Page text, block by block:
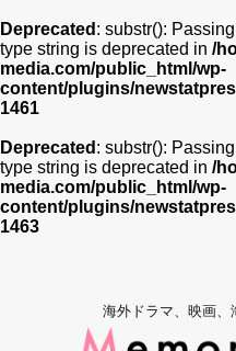
Deprecated : substr():
type string is deprecated in /
media.com/public_html/wp-
content/plugins/
1461
Deprecated : substr():
type string is deprecated in /
media.com/public_html/wp-
content/plugins/
1463
海外ドラマ、映画、